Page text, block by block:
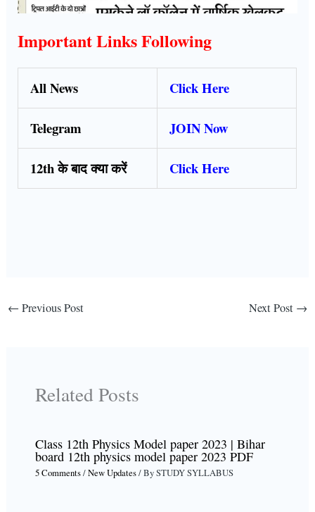
Important Links Following
All News Click Here
Telegram JOIN Now
12th के बाद क्या करें Click Here
← Previous Post Next Post →
Related Posts
Class 12th Physics Model paper 2023 | Bihar
board 12th physics model paper 2023 PDF
5 Comments/New Updates/ BySTUDY SYLLABUS